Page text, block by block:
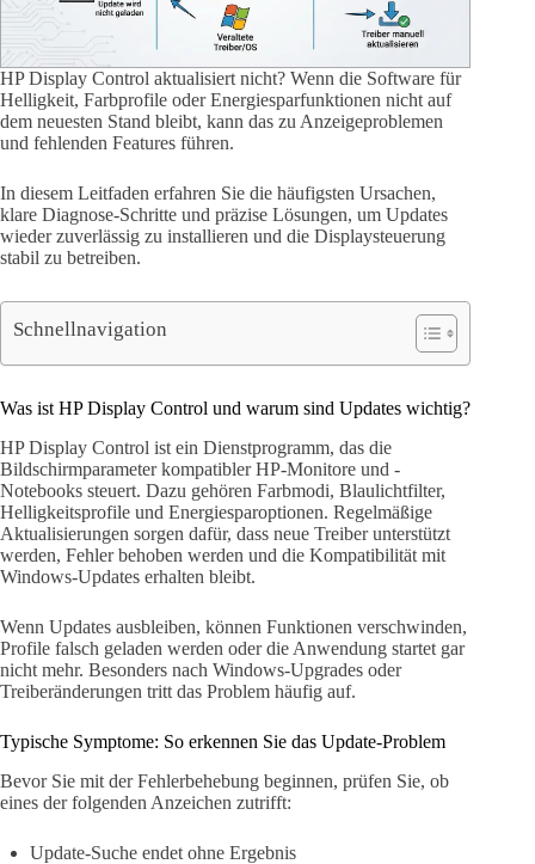
HP Display Control aktualisiert nicht? Wenn die Software für
Helligkeit, Farbprofile oder Energiesparfunktionen nicht auf
dem neuesten Stand bleibt, kann das zu Anzeigeproblemen
und fehlenden Features führen.
In diesem Leitfaden erfahren Sie die häufigsten Ursachen,
klare Diagnose-Schritte und präzise Lösungen, um Updates
wieder zuverlässig zu installieren und die Displaysteuerung
stabil zu betreiben.
Schnellnavigation
Was ist HP Display Control und warum sind Updates wichtig?
HP Display Control ist ein Dienstprogramm, das die
Bildschirmparameter kompatibler HP-Monitore und -
Notebooks steuert. Dazu gehören Farbmodi, Blaulichtfilter,
Helligkeitsprofile und Energiesparoptionen. Regelmäßige
Aktualisierungen sorgen dafür, dass neue Treiber unterstützt
werden, Fehler behoben werden und die Kompatibilität mit
Windows-Updates erhalten bleibt.
Wenn Updates ausbleiben, können Funktionen verschwinden,
Profile falsch geladen werden oder die Anwendung startet gar
nicht mehr. Besonders nach Windows-Upgrades oder
Treiberänderungen tritt das Problem häufig auf.
Typische Symptome: So erkennen Sie das Update-Problem
Bevor Sie mit der Fehlerbehebung beginnen, prüfen Sie, ob
eines der folgenden Anzeichen zutrifft:
Update-Suche endet ohne Ergebnis